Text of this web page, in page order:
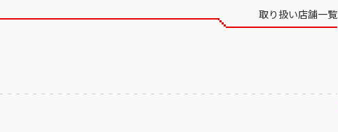
取り扱い店舗一覧